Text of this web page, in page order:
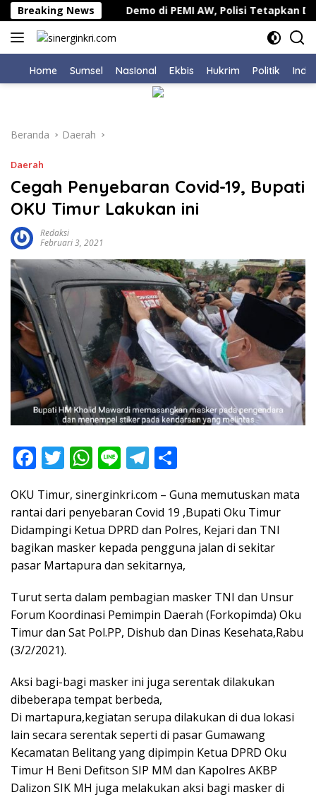
Langsung
ke
konten
Breaking NewsDemo di PEMI AW, Polisi Tetapkan Dua
Home Sumsel NasIonal Ekbis Hukrim Politik
Beranda Daerah
Daerah
Cegah Penyebaran Covid-19, Bupati
OKU Timur Lakukan ini
Redaksi
Februari 3, 2021
F
e
b
o
o
k
T
itt
er
W
at
s
A
p
p
Li
e
T
e
gr
a
m
ar
e
OKU Timur, sinerginkri.com – Guna memutuskan mata
rantai dari penyebaran Covid 19 ,Bupati Oku Timur
Didampingi Ketua DPRD dan Polres, Kejari dan TNI
bagikan masker kepada pengguna jalan di sekitar
pasar Martapura dan sekitarnya,
Turut serta dalam pembagian masker TNI dan Unsur
Forum Koordinasi Pemimpin Daerah (Forkopimda) Oku
Timur dan Sat Pol.PP, Dishub dan Dinas Kesehata,Rabu
(3/2/2021).
Aksi bagi-bagi masker ini juga serentak dilakukan
dibeberapa tempat berbeda,
Di martapura,kegiatan serupa dilakukan di dua lokasi
lain secara serentak seperti di pasar Gumawang
Kecamatan Belitang yang dipimpin Ketua DPRD Oku
Timur H Beni Defitson SIP MM dan Kapolres AKBP
Dalizon SIK MH juga melakukan aksi bagi masker di